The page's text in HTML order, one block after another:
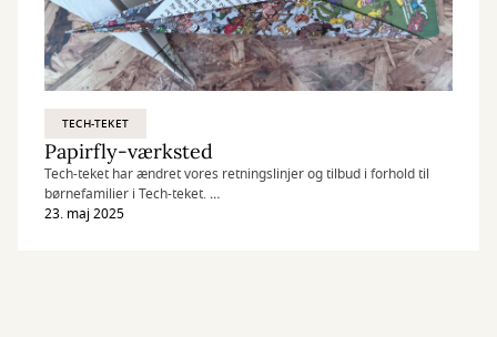
TECH-TEKET
Papirfly-værksted
Tech-teket har ændret vores retningslinjer og tilbud i forhold til
børnefamilier i Tech-teket.
Læs mere om det her:
23. maj 2025